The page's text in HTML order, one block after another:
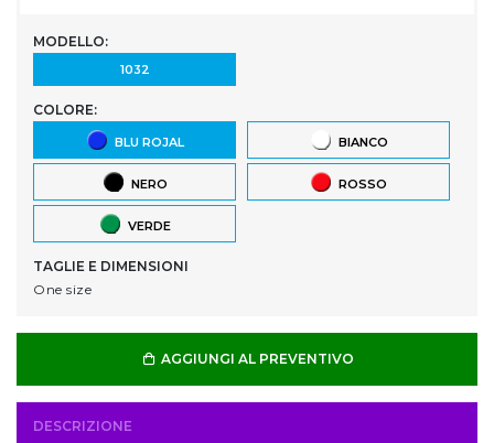
MODELLO:
1032
COLORE:
BLU ROJAL BIANCO
NERO ROSSO
VERDE
TAGLIE E DIMENSIONI
One size
AGGIUNGI AL PREVENTIVO
DESCRIZIONE